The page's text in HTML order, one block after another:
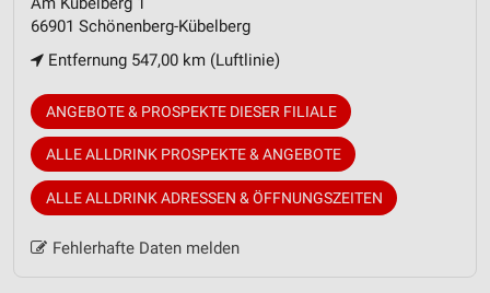
66901 Schönenberg-Kübelberg
Entfernung 547,00 km (Luftlinie)
ANGEBOTE & PROSPEKTE DIESER FILIALE
ALLE ALLDRINK PROSPEKTE & ANGEBOTE
ALLE ALLDRINK ADRESSEN & ÖFFNUNGSZEITEN
Fehlerhafte Daten melden